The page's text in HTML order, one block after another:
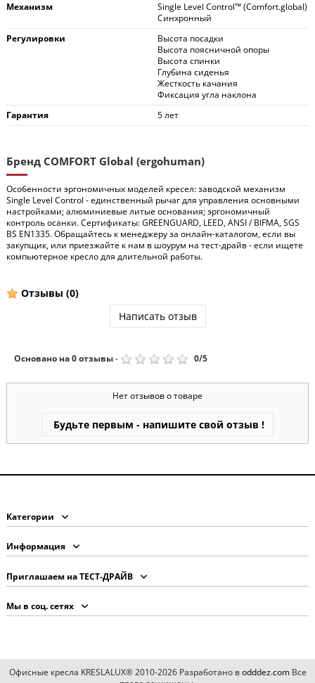
Механизм
Single Level Control™ (Comfort.global)
Синхронный
Регулировки
Высота посадки
Высота поясничной опоры
Высота спинки
Глубина сиденья
Жесткость качания
Фиксация угла наклона
Гарантия
5 лет
Бренд COMFORT Global (ergohuman)
Особенности эргономичных моделей кресел: заводской механизм
Single Level Control - единственный рычаг для управления основными
настройками; алюминиевые литые основания; эргономичный
контроль осанки. Сертификаты: GREENGUARD, LEED, ANSI / BIFMA, SGS
BS EN1335. Обращайтесь к менеджеру за онлайн-каталогом, если вы
закупщик, или приезжайте к нам в шоурум на тест-драйв - если ищете
компьютерное кресло для длительной работы.
Отзывы (0)
Написать отзыв
Основано на0отзывы- 0/5
Нет отзывов о товаре
Будьте первым - напишите свой отзыв !
Категории
Информация
Приглашаем на ТЕСТ-ДРАЙВ
Мы в соц. сетях
Офисные кресла KRESLALUX® 2010-2026 Разработано вodddez.comВсе